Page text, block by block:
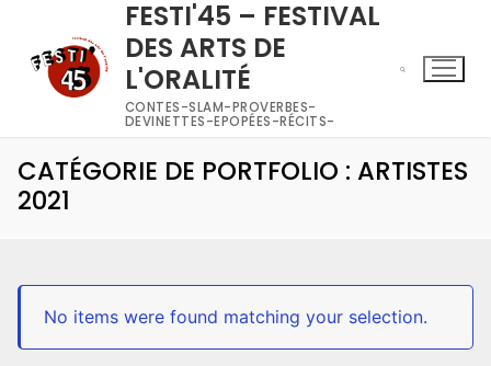
FESTI'45 – FESTIVAL
DES ARTS DE
L'ORALITÉ
CONTES-SLAM-PROVERBES-
DEVINETTES-EPOPÉES-RÉCITS-
CATÉGORIE DE PORTFOLIO : ARTISTES
2021
No items were found matching your selection.